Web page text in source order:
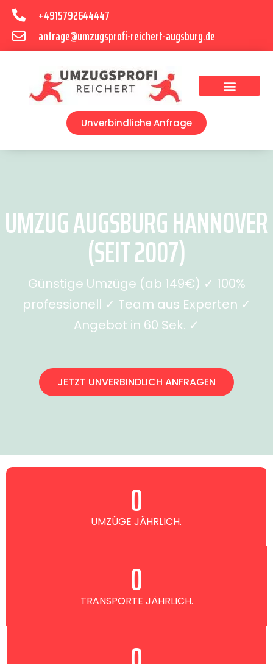
+4915792644447
anfrage@umzugsprofi-reichert-augsburg.de
Unverbindliche Anfrage
UMZUG AUGSBURG HANNOVER
(SEIT 2007)
Günstige Umzüge (ab 149€) ✓ 100%
professionell ✓ Team aus Experten ✓
Angebot in 60 Sek. ✓
JETZT UNVERBINDLICH ANFRAGEN
UMZÜGE JÄHRLICH.
0
TRANSPORTE JÄHRLICH.
0